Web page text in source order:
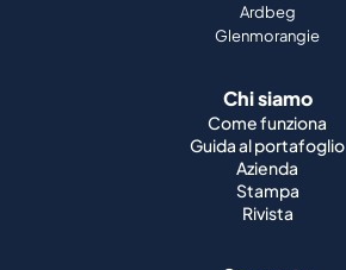
Ardbeg
Glenmorangie
Chi siamo
Come funziona
Guida al portafoglio
Azienda
Stampa
Rivista